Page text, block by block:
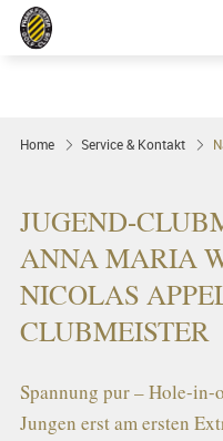
Home Service & Kontakt
JUGEND-
ANNA MARIA
NICOLAS
CLUBMEISTER
Spannung pur – Hole-in-
Jungen erst am ersten